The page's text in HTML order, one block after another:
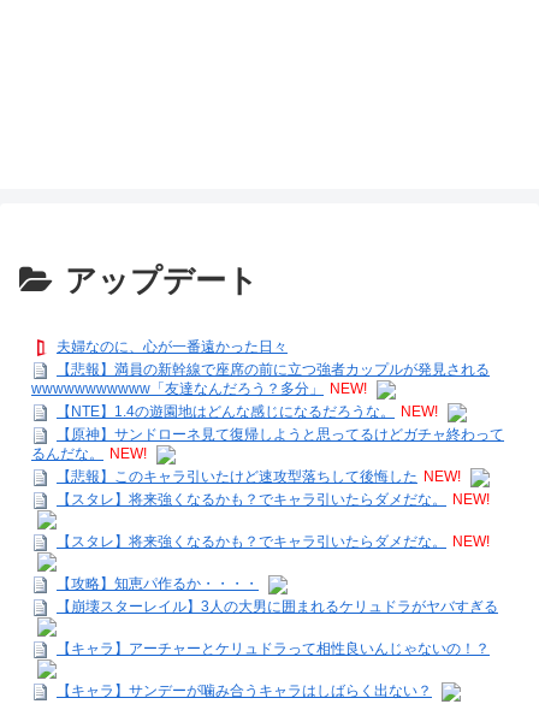
アップデート
夫婦なのに、心が一番遠かった日々
【悲報】満員の新幹線で座席の前に立つ強者カップルが発見される
wwwwwwwwwww「友達なんだろう？多分」
NEW!
【NTE】1.4の遊園地はどんな感じになるだろうな。
NEW!
【原神】サンドローネ見て復帰しようと思ってるけどガチャ終わって
るんだな。
NEW!
【悲報】このキャラ引いたけど速攻型落ちして後悔した NEW!
【スタレ】将来強くなるかも？でキャラ引いたらダメだな。
NEW!
【スタレ】将来強くなるかも？でキャラ引いたらダメだな。 NEW!
【攻略】知恵パ作るか・・・・
【崩壊スターレイル】3人の大男に囲まれるケリュドラがヤバすぎる
【キャラ】アーチャーとケリュドラって相性良いんじゃないの！？
【キャラ】サンデーが噛み合うキャラはしばらく出ない？